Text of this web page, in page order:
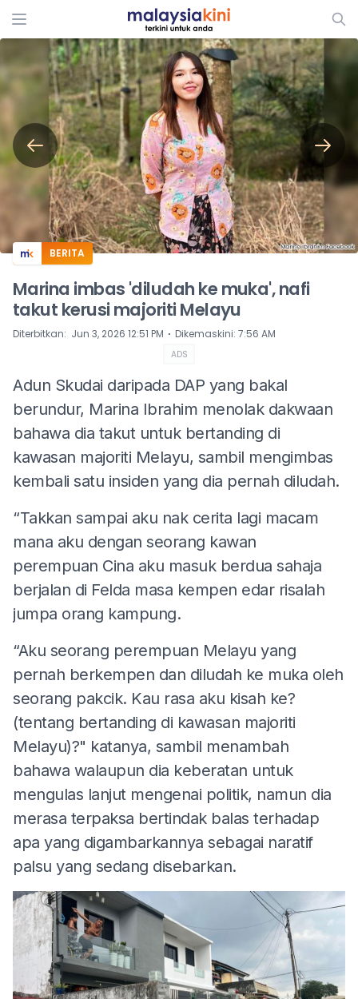
ADS
BERITA
Marina imbas 'diludah ke muka', nafi
takut kerusi majoriti Melayu
Diterbitkan: Jun 3, 2026 12:51 PM ⋅ Dikemaskini: 7:56 AM
ADS
Adun Skudai daripada DAP yang bakal
berundur, Marina Ibrahim menolak dakwaan
bahawa dia takut untuk bertanding di
kawasan majoriti Melayu, sambil mengimbas
kembali satu insiden yang dia pernah diludah.
“Takkan sampai aku nak cerita lagi macam
mana aku dengan seorang kawan
perempuan Cina aku masuk berdua sahaja
berjalan di Felda masa kempen edar risalah
jumpa orang kampung.
“Aku seorang perempuan Melayu yang
pernah berkempen dan diludah ke muka oleh
seorang pakcik. Kau rasa aku kisah ke?
(tentang bertanding di kawasan majoriti
Melayu)?" katanya, sambil menambah
bahawa walaupun dia keberatan untuk
mengulas lanjut mengenai politik, namun dia
merasa terpaksa bertindak balas terhadap
apa yang digambarkannya sebagai naratif
palsu yang sedang disebarkan.